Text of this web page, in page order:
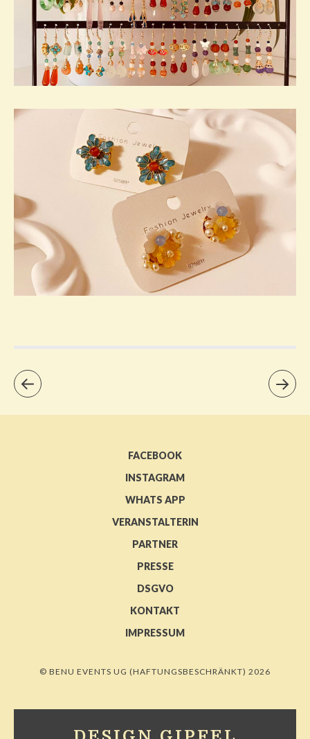
FACEBOOK
INSTAGRAM
WHATS APP
VERANSTALTERIN
PARTNER
PRESSE
DSGVO
KONTAKT
IMPRESSUM
© BENU EVENTS UG (HAFTUNGSBESCHRÄNKT) 2026